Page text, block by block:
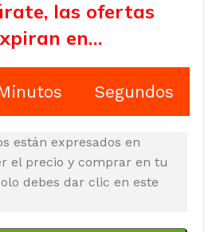
las ofertas
en…
Segundos
están expresados en
el precio y comprar en tu
debes dar clic en este